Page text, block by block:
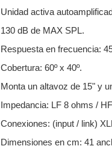
Unidad activa
130 dB de MAX SPL.
Respuesta en frecuencia:
Cobertura: 60º x 40º.
Monta un altavoz de 15" y
Impedancia: LF 8 ohms /
Conexiones: (input / link)
Dimensiones en cm: 41